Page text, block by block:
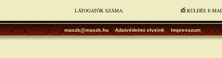
LÁTOGATÓK SZÁMA: KÜLDÉS E-
maszk@maszk.hu Adatvédelmi elveink Impresszum